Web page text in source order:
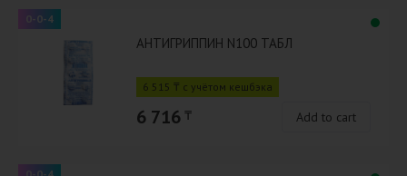
0-0-4
АНТИГРИППИН N100 ТАБЛ
6 515 ₸ с учётом кешбэка
6 716 ₸ Add to cart